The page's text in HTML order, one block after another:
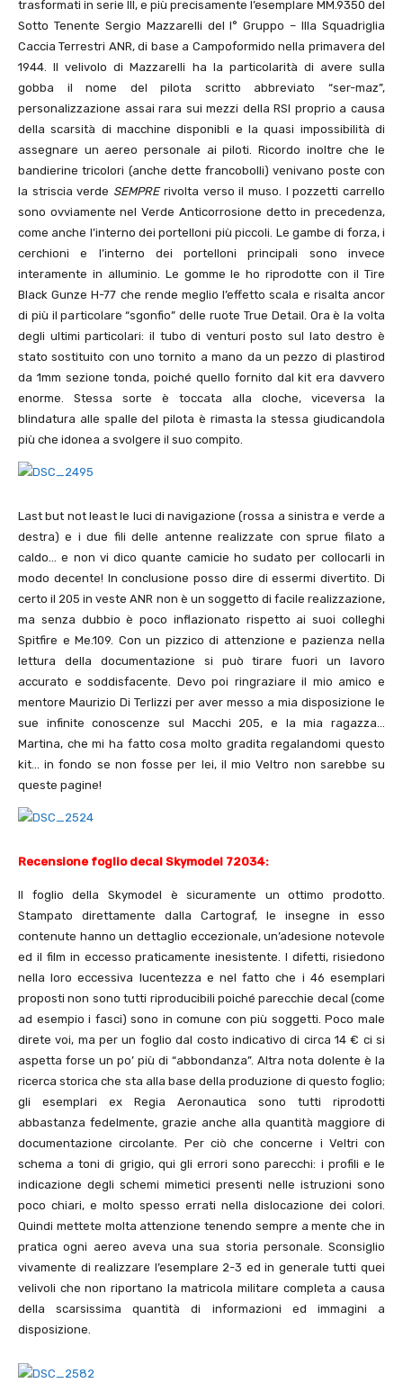
trasformati in serie III, e più precisamente l’esemplare MM.9350 del
Sotto Tenente Sergio Mazzarelli del I° Gruppo – IIIa Squadriglia
Caccia Terrestri ANR, di base a Campoformido nella primavera del
1944. Il velivolo di Mazzarelli ha la particolarità di avere sulla
gobba il nome del pilota scritto abbreviato “ser-maz”,
personalizzazione assai rara sui mezzi della RSI proprio a causa
della scarsità di macchine disponibli e la quasi impossibilità di
assegnare un aereo personale ai piloti. Ricordo inoltre che le
bandierine tricolori (anche dette francobolli) venivano poste con
la striscia verde SEMPRErivolta verso il muso. I pozzetti carrello
sono ovviamente nel Verde Anticorrosione detto in precedenza,
come anche l’interno dei portelloni più piccoli. Le gambe di forza, i
cerchioni e l’interno dei portelloni principali sono invece
interamente in alluminio. Le gomme le ho riprodotte con il Tire
Black Gunze H-77 che rende meglio l’effetto scala e risalta ancor
di più il particolare “sgonfio” delle ruote True Detail. Ora è la volta
degli ultimi particolari: il tubo di venturi posto sul lato destro è
stato sostituito con uno tornito a mano da un pezzo di plastirod
da 1mm sezione tonda, poiché quello fornito dal kit era davvero
enorme. Stessa sorte è toccata alla cloche, viceversa la
blindatura alle spalle del pilota è rimasta la stessa giudicandola
più che idonea a svolgere il suo compito.
Last but not least le luci di navigazione (rossa a sinistra e verde a
destra) e i due fili delle antenne realizzate con sprue filato a
caldo… e non vi dico quante camicie ho sudato per collocarli in
modo decente! In conclusione posso dire di essermi divertito. Di
certo il 205 in veste ANR non è un soggetto di facile realizzazione,
ma senza dubbio è poco inflazionato rispetto ai suoi colleghi
Spitfire e Me.109. Con un pizzico di attenzione e pazienza nella
lettura della documentazione si può tirare fuori un lavoro
accurato e soddisfacente. Devo poi ringraziare il mio amico e
mentore Maurizio Di Terlizzi per aver messo a mia disposizione le
sue infinite conoscenze sul Macchi 205, e la mia ragazza…
Martina, che mi ha fatto cosa molto gradita regalandomi questo
kit… in fondo se non fosse per lei, il mio Veltro non sarebbe su
queste pagine!
Recensione foglio decal Skymodel 72034:
Il foglio della Skymodel è sicuramente un ottimo prodotto.
Stampato direttamente dalla Cartograf, le insegne in esso
contenute hanno un dettaglio eccezionale, un’adesione notevole
ed il film in eccesso praticamente inesistente. I difetti, risiedono
nella loro eccessiva lucentezza e nel fatto che i 46 esemplari
proposti non sono tutti riproducibili poiché parecchie decal (come
ad esempio i fasci) sono in comune con più soggetti. Poco male
direte voi, ma per un foglio dal costo indicativo di circa 14 € ci si
aspetta forse un po’ più di “abbondanza”. Altra nota dolente è la
ricerca storica che sta alla base della produzione di questo foglio;
gli esemplari ex Regia Aeronautica sono tutti riprodotti
abbastanza fedelmente, grazie anche alla quantità maggiore di
documentazione circolante. Per ciò che concerne i Veltri con
schema a toni di grigio, qui gli errori sono parecchi: i profili e le
indicazione degli schemi mimetici presenti nelle istruzioni sono
poco chiari, e molto spesso errati nella dislocazione dei colori.
Quindi mettete molta attenzione tenendo sempre a mente che in
pratica ogni aereo aveva una sua storia personale. Sconsiglio
vivamente di realizzare l’esemplare 2-3 ed in generale tutti quei
velivoli che non riportano la matricola militare completa a causa
della scarsissima quantità di informazioni ed immagini a
disposizione.